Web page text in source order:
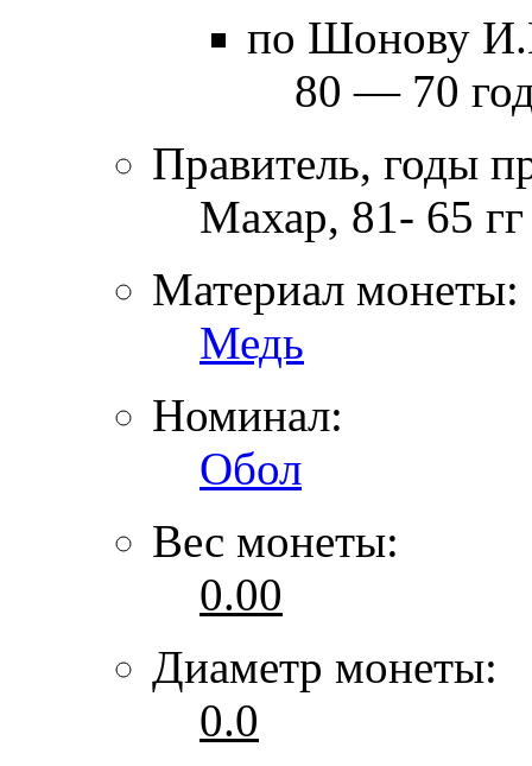
по Шонову
80 — 70
Правитель, годы
Махар, 81- 65
Материал монеты:
Медь
Номинал:
Обол
Вес монеты:
0.00
Диаметр монеты:
0.0